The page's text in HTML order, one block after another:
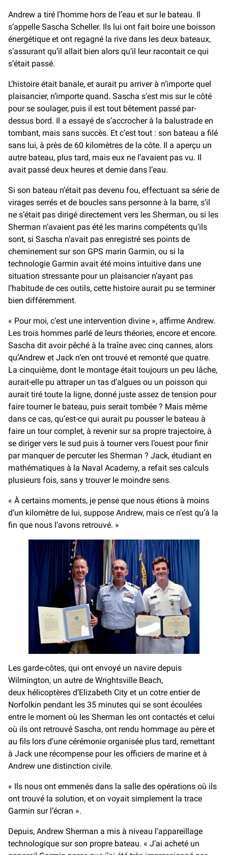
Andrew a tiré l’homme hors de l’eau et sur le bateau. Il
s’appelle Sascha Scheller. Ils lui ont fait boire une boisson
énergétique et ont regagné la rive dans les deux bateaux,
s’assurant qu’il allait bien alors qu’il leur racontait ce qui
s’était passé.
L’histoire était banale, et aurait pu arriver à n’importe quel
plaisancier, n’importe quand. Sascha s’est mis sur le côté
pour se soulager, puis il est tout bêtement passé par-
dessus bord. Il a essayé de s’accrocher à la balustrade en
tombant, mais sans succès. Et c’est tout : son bateau a filé
sans lui, à près de 60 kilomètres de la côte. Il a aperçu un
autre bateau, plus tard, mais eux ne l’avaient pas vu. Il
avait passé deux heures et demie dans l’eau.
Si son bateau n’était pas devenu fou, effectuant sa série de
virages serrés et de boucles sans personne à la barre, s’il
ne s’était pas dirigé directement vers les Sherman, ou si les
Sherman n’avaient pas été les marins compétents qu’ils
sont, si Sascha n’avait pas enregistré ses points de
cheminement sur son GPS marin Garmin, ou si la
technologie Garmin avait été moins intuitive dans une
situation stressante pour un plaisancier n’ayant pas
l’habitude de ces outils, cette histoire aurait pu se terminer
bien différemment.
« Pour moi, c’est une intervention divine », affirme Andrew.
Les trois hommes parlé de leurs théories, encore et encore.
Sascha dit avoir pêché à la traîne avec cinq cannes, alors
qu’Andrew et Jack n’en ont trouvé et remonté que quatre.
La cinquième, dont le montage était toujours un peu lâche,
aurait-elle pu attraper un tas d’algues ou un poisson qui
aurait tiré toute la ligne, donné juste assez de tension pour
faire tourner le bateau, puis serait tombée ? Mais même
dans ce cas, qu’est-ce qui aurait pu pousser le bateau à
faire un tour complet, à revenir sur sa propre trajectoire, à
se diriger vers le sud puis à tourner vers l’ouest pour finir
par manquer de percuter les Sherman ? Jack, étudiant en
mathématiques à la Naval Academy, a refait ses calculs
plusieurs fois, sans y trouver le moindre sens.
« À certains moments, je pense que nous étions à moins
d’un kilomètre de lui, suppose Andrew, mais ce n’est qu’à la
fin que nous l’avons retrouvé. »
Les garde-côtes, qui ont envoyé un navire depuis
Wilmington, un autre de Wrightsville Beach,
deux hélicoptères d’Elizabeth City et un cotre entier de
Norfolkin pendant les 35 minutes qui se sont écoulées
entre le moment où les Sherman les ont contactés et celui
où ils ont retrouvé Sascha, ont rendu hommage au père et
au fils lors d’une cérémonie organisée plus tard, remettant
à Jack une récompense pour les officiers de marine et à
Andrew une distinction civile.
« Ils nous ont emmenés dans la salle des opérations où ils
ont trouvé la solution, et on voyait simplement la trace
Garmin sur l’écran ».
Depuis, Andrew Sherman a mis à niveau l’appareillage
technologique sur son propre bateau. « J’ai acheté un